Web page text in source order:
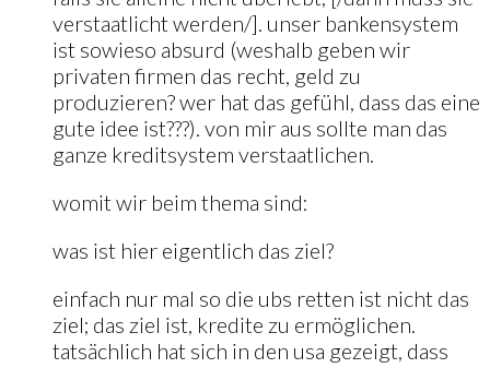
verstaatlicht werden/]. unser bankensystem
ist sowieso absurd (weshalb geben wir
privaten firmen das recht, geld zu
produzieren? wer hat das gefühl, dass das eine
gute idee ist???). von mir aus sollte man das
ganze kreditsystem verstaatlichen.
womit wir beim thema sind:
was ist hier eigentlich das ziel?
einfach nur mal so die ubs retten ist nicht das
ziel; das ziel ist, kredite zu ermöglichen.
tatsächlich hat sich in den usa gezeigt, dass